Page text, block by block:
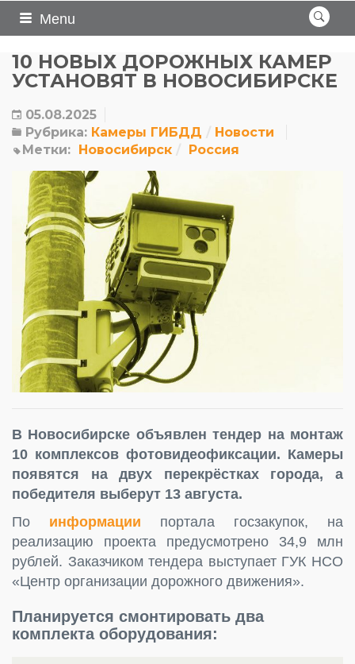
Menu
10 НОВЫХ ДОРОЖНЫХ КАМЕР
УСТАНОВЯТ В НОВОСИБИРСКЕ
05.08.2025
Рубрика: Камеры ГИБДД
Новости
Метки: Новосибирск Россия
В Новосибирске объявлен тендер на монтаж
10 комплексов фотовидеофиксации. Камеры
появятся на двух перекрёстках города, а
победителя выберут 13 августа.
По информации
портала госзакупок, на
реализацию проекта предусмотрено 34,9 млн
рублей. Заказчиком тендера выступает ГУК НСО
«Центр организации дорожного движения».
Планируется смонтировать два
комплекта оборудования: